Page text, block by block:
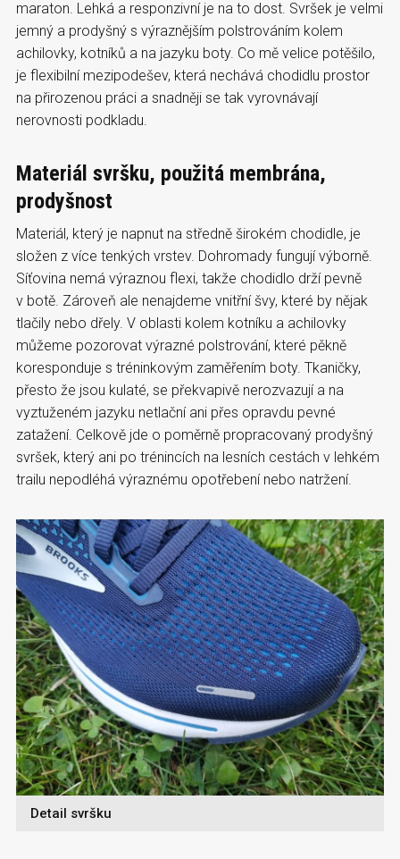
maraton. Lehká a responzivní je na to dost. Svršek je velmi
jemný a prodyšný s výraznějším polstrováním kolem
achilovky, kotníků a na jazyku boty. Co mě velice potěšilo,
je flexibilní mezipodešev, která nechává chodidlu prostor
na přirozenou práci a snadněji se tak vyrovnávají
nerovnosti podkladu.
Materiál svršku, použitá membrána,
prodyšnost
Materiál, který je napnut na středně širokém chodidle, je
složen z více tenkých vrstev. Dohromady fungují výborně.
Síťovina nemá výraznou flexi, takže chodidlo drží pevně
v botě. Zároveň ale nenajdeme vnitřní švy, které by nějak
tlačily nebo dřely. V oblasti kolem kotníku a achilovky
můžeme pozorovat výrazné polstrování, které pěkně
koresponduje s tréninkovým zaměřením boty. Tkaničky,
přesto že jsou kulaté, se překvapivě nerozvazují a na
vyztuženém jazyku netlační ani přes opravdu pevné
zatažení. Celkově jde o poměrně propracovaný prodyšný
svršek, který ani po trénincích na lesních cestách v lehkém
trailu nepodléhá výraznému opotřebení nebo natržení.
Detail svršku